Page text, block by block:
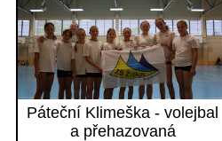
Páteční Klimeška - volejbal
a přehazovaná